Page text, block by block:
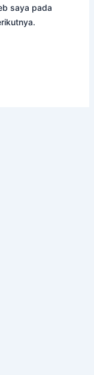
saya pada